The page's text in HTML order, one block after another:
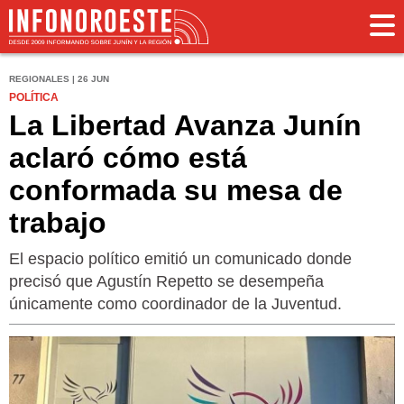
REGIONALES | 26 JUN
POLÍTICA
La Libertad Avanza Junín
aclaró cómo está
conformada su mesa de
trabajo
El espacio político emitió un comunicado donde
precisó que Agustín Repetto se desempeña
únicamente como coordinador de la Juventud.